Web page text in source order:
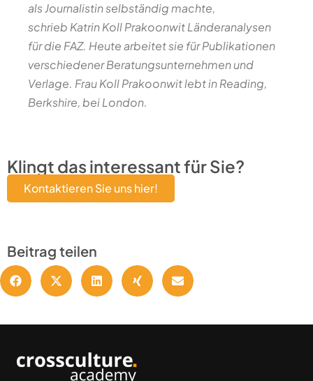
als Journalistin selbständig machte,
schrieb Katrin Koll Prakoonwit Länderanalysen
für die FAZ. Heute arbeitet sie für Publikationen
verschiedener Beratungsunternehmen und
Verlage. Frau Koll Prakoonwit lebt in Reading,
Berkshire, bei London.
Klingt das interessant für Sie?
Kontaktieren Sie uns hier!
Beitrag teilen